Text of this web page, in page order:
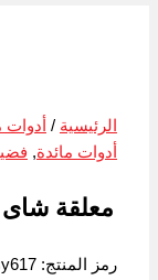
الرئيسية / أدوات
أدوات مائدة,
معلقة شاى
رمز المنتج: